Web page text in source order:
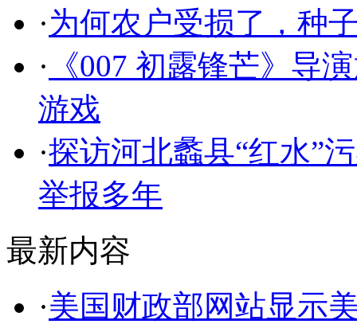
·为何农户受损了，种
· 《007 初露锋芒》导
游戏
·探访河北蠡县“红水”
举报多年
最新内容
·美国财政部网站显示